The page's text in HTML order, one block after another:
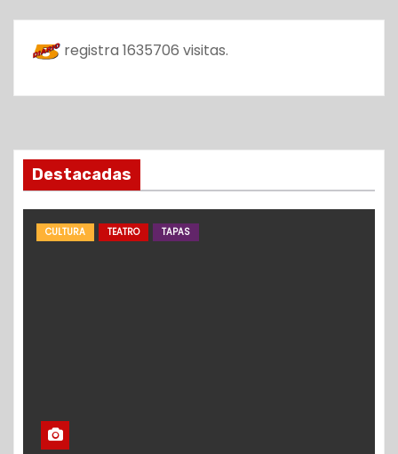
registra 1635706 visitas.
Destacadas
CULTURA TEATRO TAPAS